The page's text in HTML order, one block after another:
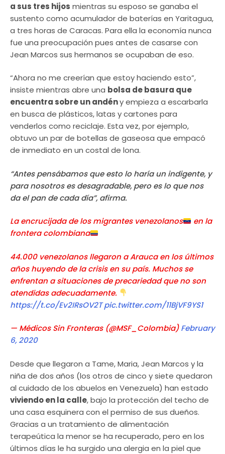
a sus tres hijos mientras su esposo se ganaba el
sustento como acumulador de baterías en Yaritagua,
a tres horas de Caracas. Para ella la economía nunca
fue una preocupación pues antes de casarse con
Jean Marcos sus hermanos se ocupaban de eso.
“Ahora no me creerían que estoy haciendo esto”,
insiste mientras abre una bolsa de basura que
encuentra sobre un andény empieza a escarbarla
en busca de plásticos, latas y cartones para
venderlos como reciclaje. Esta vez, por ejemplo,
obtuvo un par de botellas de gaseosa que empacó
de inmediato en un costal de lona.
“Antes pensábamos que esto lo haría un indigente, y
para nosotros es desagradable, pero es lo que nos
da el pan de cada día”, afirma.
La encrucijada de los migrantes venezolanos
en la
frontera colombiana
44.000 venezolanos llegaron a Arauca en los últimos
años huyendo de la crisis en su país. Muchos se
enfrentan a situaciones de precariedad que no son
atendidas adecuadamente.
https://t.co/Ev2IRsOV2T pic.twitter.com/11BjVF9YS1
— Médicos Sin Fronteras (@MSF_Colombia)February
6, 2020
Desde que llegaron a Tame, Maria, Jean Marcos y la
niña de dos años (los otros de cinco y siete quedaron
al cuidado de los abuelos en Venezuela) han estado
viviendo en la calle, bajo la protección del techo de
una casa esquinera con el permiso de sus dueños.
Gracias a un tratamiento de alimentación
terapeútica la menor se ha recuperado, pero en los
últimos días le ha surgido una alergia en la piel que